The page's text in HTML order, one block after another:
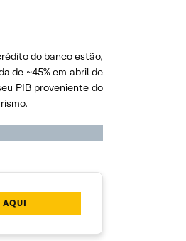
do banco estão,
de ~45% em abril de
PIB proveniente do
AQUI